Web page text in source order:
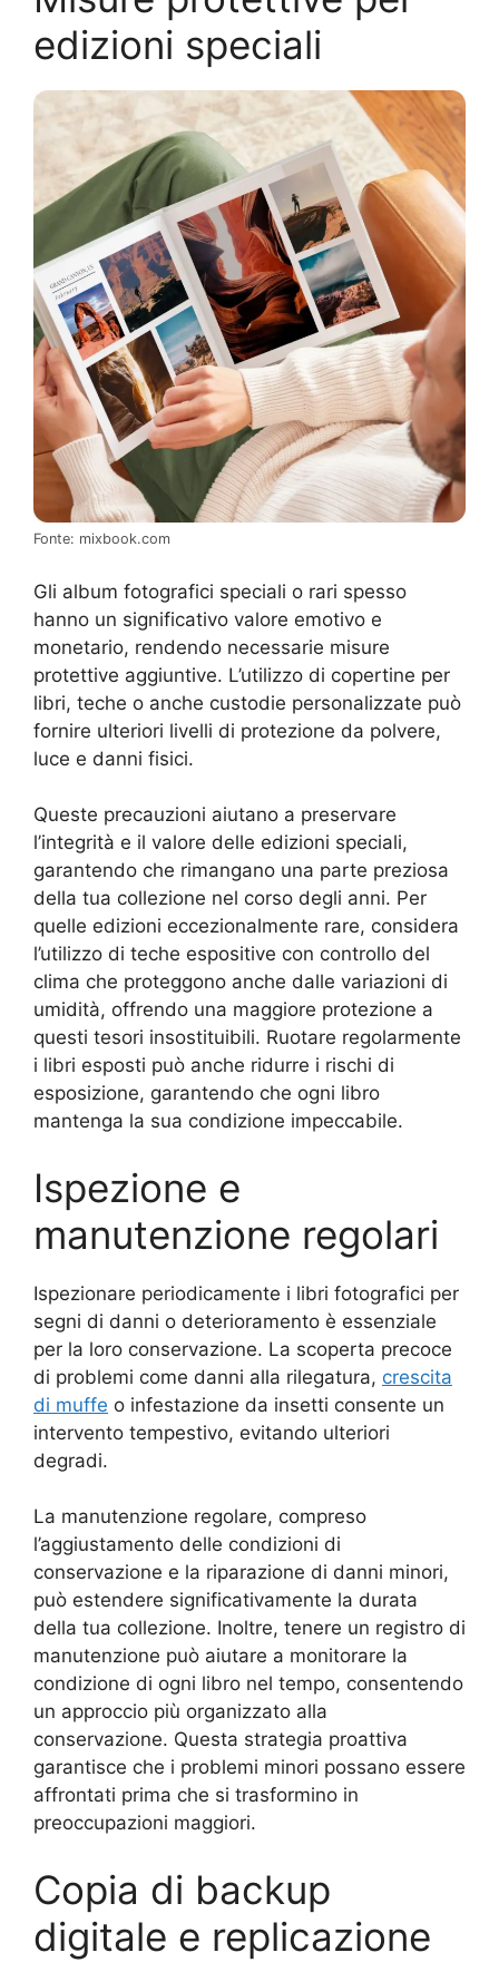
edizioni speciali
Fonte: mixbook.com
Gli album fotografici speciali o rari spesso
hanno un significativo valore emotivo e
monetario, rendendo necessarie misure
protettive aggiuntive. L’utilizzo di copertine per
libri, teche o anche custodie personalizzate può
fornire ulteriori livelli di protezione da polvere,
luce e danni fisici.
Queste precauzioni aiutano a preservare
l’integrità e il valore delle edizioni speciali,
garantendo che rimangano una parte preziosa
della tua collezione nel corso degli anni. Per
quelle edizioni eccezionalmente rare, considera
l’utilizzo di teche espositive con controllo del
clima che proteggono anche dalle variazioni di
umidità, offrendo una maggiore protezione a
questi tesori insostituibili. Ruotare regolarmente
i libri esposti può anche ridurre i rischi di
esposizione, garantendo che ogni libro
mantenga la sua condizione impeccabile.
Ispezione e
manutenzione regolari
Ispezionare periodicamente i libri fotografici per
segni di danni o deterioramento è essenziale
per la loro conservazione. La scoperta precoce
di problemi come danni alla rilegatura, crescita
di muffe o infestazione da insetti consente un
intervento tempestivo, evitando ulteriori
degradi.
La manutenzione regolare, compreso
l’aggiustamento delle condizioni di
conservazione e la riparazione di danni minori,
può estendere significativamente la durata
della tua collezione. Inoltre, tenere un registro di
manutenzione può aiutare a monitorare la
condizione di ogni libro nel tempo, consentendo
un approccio più organizzato alla
conservazione. Questa strategia proattiva
garantisce che i problemi minori possano essere
affrontati prima che si trasformino in
preoccupazioni maggiori.
Copia di backup
digitale e replicazione